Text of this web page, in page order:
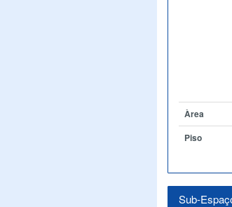
Àrea
Piso
Sub-